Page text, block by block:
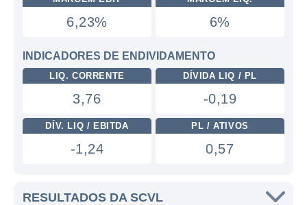
6,23% 6%
INDICADORES DE ENDIVIDAMENTO
LIQ. CORRENTE
3,76
DÍVIDA LIQ / PL
-0,19
DÍV. LIQ / EBITDA
-1,24
PL / ATIVOS
0,57
RESULTADOS DA SCVL